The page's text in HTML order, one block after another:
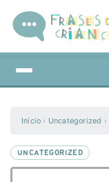
Início › Uncategorized ›
UNCATEGORIZED